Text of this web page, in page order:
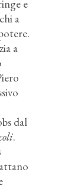
e
a
a
dal
.